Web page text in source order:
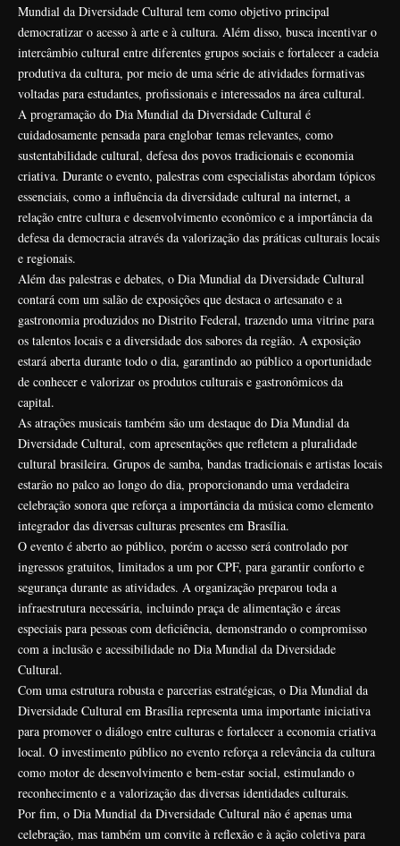
Mundial da Diversidade Cultural tem como objetivo principal
democratizar o acesso à arte e à cultura. Além disso, busca incentivar o
intercâmbio cultural entre diferentes grupos sociais e fortalecer a cadeia
produtiva da cultura, por meio de uma série de atividades formativas
voltadas para estudantes, profissionais e interessados na área cultural.
A programação do Dia Mundial da Diversidade Cultural é
cuidadosamente pensada para englobar temas relevantes, como
sustentabilidade cultural, defesa dos povos tradicionais e economia
criativa. Durante o evento, palestras com especialistas abordam tópicos
essenciais, como a influência da diversidade cultural na internet, a
relação entre cultura e desenvolvimento econômico e a importância da
defesa da democracia através da valorização das práticas culturais locais
e regionais.
Além das palestras e debates, o Dia Mundial da Diversidade Cultural
contará com um salão de exposições que destaca o artesanato e a
gastronomia produzidos no Distrito Federal, trazendo uma vitrine para
os talentos locais e a diversidade dos sabores da região. A exposição
estará aberta durante todo o dia, garantindo ao público a oportunidade
de conhecer e valorizar os produtos culturais e gastronômicos da
capital.
As atrações musicais também são um destaque do Dia Mundial da
Diversidade Cultural, com apresentações que refletem a pluralidade
cultural brasileira. Grupos de samba, bandas tradicionais e artistas locais
estarão no palco ao longo do dia, proporcionando uma verdadeira
celebração sonora que reforça a importância da música como elemento
integrador das diversas culturas presentes em Brasília.
O evento é aberto ao público, porém o acesso será controlado por
ingressos gratuitos, limitados a um por CPF, para garantir conforto e
segurança durante as atividades. A organização preparou toda a
infraestrutura necessária, incluindo praça de alimentação e áreas
especiais para pessoas com deficiência, demonstrando o compromisso
com a inclusão e acessibilidade no Dia Mundial da Diversidade
Cultural.
Com uma estrutura robusta e parcerias estratégicas, o Dia Mundial da
Diversidade Cultural em Brasília representa uma importante iniciativa
para promover o diálogo entre culturas e fortalecer a economia criativa
local. O investimento público no evento reforça a relevância da cultura
como motor de desenvolvimento e bem-estar social, estimulando o
reconhecimento e a valorização das diversas identidades culturais.
Por fim, o Dia Mundial da Diversidade Cultural não é apenas uma
celebração, mas também um convite à reflexão e à ação coletiva para